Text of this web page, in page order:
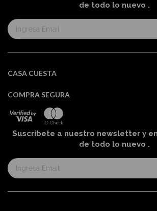
de todo lo nuevo .
Suscríbase
al
informativo:
CASA CUESTA
COMPRA SEGURA
Suscríbete a nuestro newsletter y
de todo lo nuevo .
Suscríbase
al
informativo: